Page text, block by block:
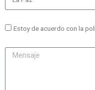
Estoy de acuerdo con la